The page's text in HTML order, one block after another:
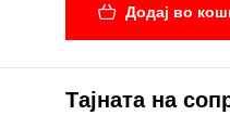
Додај во
Тајната на